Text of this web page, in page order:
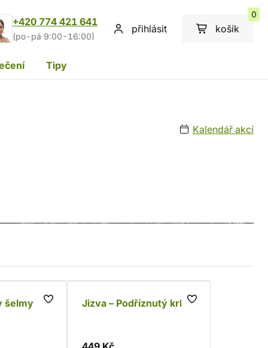
+420 774 421 641
(po-pá 9:00-16:00)
přihlásit košík
0
Tipy
Kalendář akcí
šelmy Jizva – Podříznutý krk